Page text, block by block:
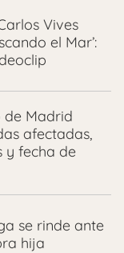
Vives
el Mar’:
de Madrid
afectadas,
y fecha de
se rinde ante
hija